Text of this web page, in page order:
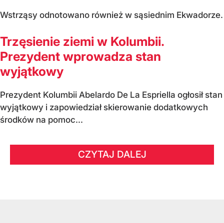
Wstrząsy odnotowano również w sąsiednim Ekwadorze.
Trzęsienie ziemi w Kolumbii.
Prezydent wprowadza stan
wyjątkowy
Prezydent Kolumbii Abelardo De La Espriella ogłosił stan
wyjątkowy i zapowiedział skierowanie dodatkowych
środków na pomoc...
CZYTAJ DALEJ